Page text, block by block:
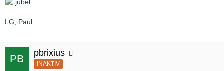
LG, Paul
pbrixius
INAKTIV